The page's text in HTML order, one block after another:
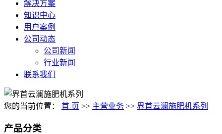
解决方案
知识中心
用户案例
公司动态
公司新闻
行业新闻
联系我们
您的当前位置： 首 页 >> 主营业务 >> 界首云澜施肥机系列
产品分类